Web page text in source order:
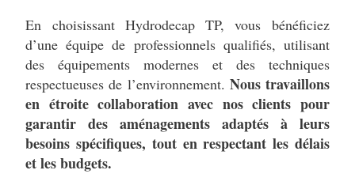
En choisissant Hydrodecap TP, vous bénéficiez
d’une équipe de professionnels qualifiés, utilisant
des équipements modernes et des techniques
respectueuses de l’environnement. Nous travaillons
en étroite collaboration avec nos clients pour
garantir des aménagements adaptés à leurs
besoins spécifiques, tout en respectant les délais
et les budgets.